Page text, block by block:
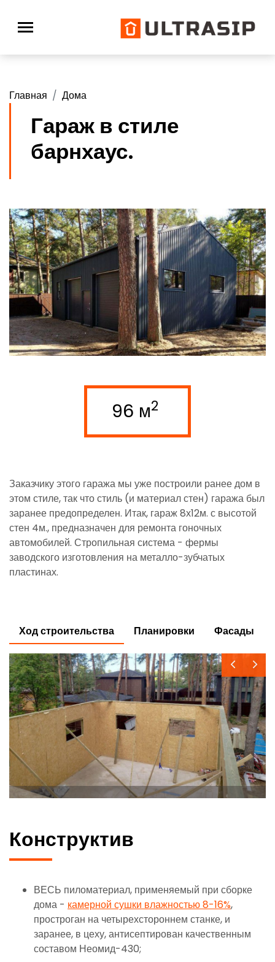
Главная Дома
Гараж в стиле
барнхаус.
96 м2
Заказчику этого гаража мы уже построили ранее дом в
этом стиле, так что стиль (и материал стен) гаража был
заранее предопределен. Итак, гараж 8х12м. с высотой
стен 4м., предназначен для ремонта гоночных
автомобилей. Стропильная система - фермы
заводского изготовления на металло-зубчатых
пластинах.
Ход строительства Планировки Фасады
Конструктив
ВЕСЬ пиломатериал, применяемый при сборке
дома - камерной сушки влажностью 8-16%,
простроган на четырехстороннем станке, и
заранее, в цеху, антисептирован качественным
составом Неомид-430;